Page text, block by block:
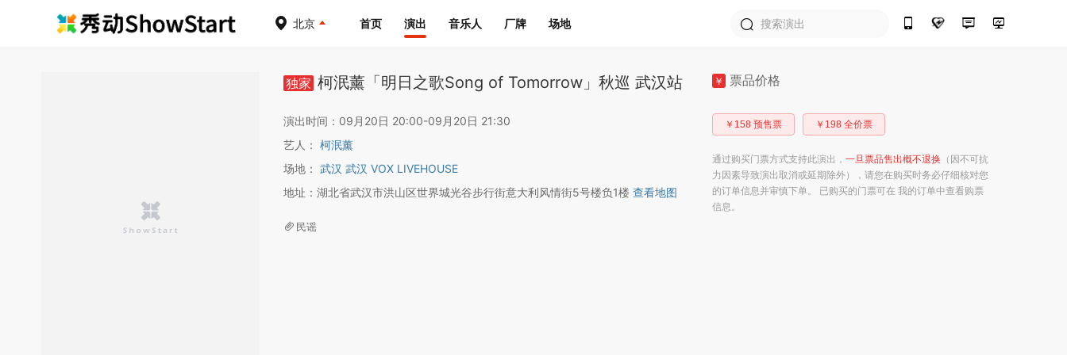
北京 首页 演出 音乐人 厂牌 场地
独家 柯泯薰「明日之歌Song of Tomorrow」秋巡 武汉站
演出时间：09月20日 20:00-09月20日 21:30
艺人： 柯泯薰
场地： 武汉 武汉 VOX LIVEHOUSE
地址：湖北省武汉市洪山区世界城光谷步行街意大利风情街5号楼负1楼 查看地图
民谣
￥ 票品价格
￥158 预售票 ￥198 全价票
通过购买门票方式支持此演出， 一旦票品售出概不退换 （因不可抗
力因素导致演出取消或延期除外），请您在购买时务必仔细核对您
的订单信息并审慎下单。 已购买的门票可在 我的订单中查看购票
信息。